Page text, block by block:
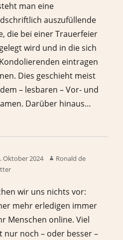
man eine
auszufüllende
die bei einer Trauerfeier
wird und in die sich
eintragen
Dies geschieht meist
– lesbaren – Vor- und
Darüber hinaus…
Oktober 2024
Ronald de
wir uns nichts vor:
mehr erledigen immer
Menschen online. Viel
nur noch – oder besser –